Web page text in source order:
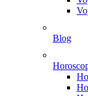
Blog